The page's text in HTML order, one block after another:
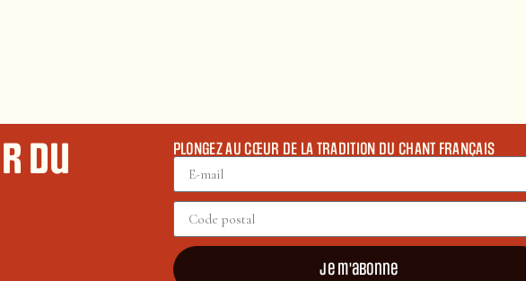
du PLONGEZ AU CŒUR DE LA TRADITION DU CHANT FRANÇAIS
Je m'abonne